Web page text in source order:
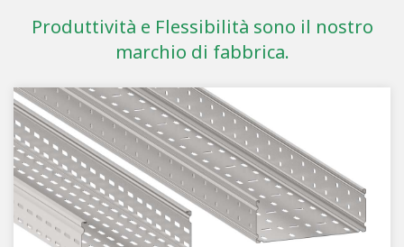
Produttività e Flessibilità sono il nostro
marchio di fabbrica.